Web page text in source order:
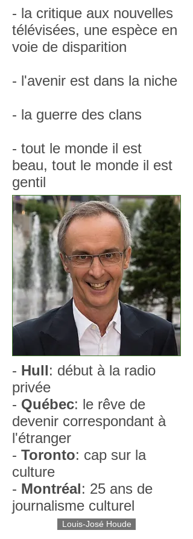
- la critique aux nouvelles
télévisées, une espèce en
voie de disparition
- l'avenir est dans la niche
- la guerre des clans
- tout le monde il est
beau, tout le monde il est
gentil
- Hull: début à la radio
privée
- Québec: le rêve de
devenir correspondant à
l'étranger
- Toronto: cap sur la
culture
- Montréal: 25 ans de
journalisme culturel
Louis-José Houde